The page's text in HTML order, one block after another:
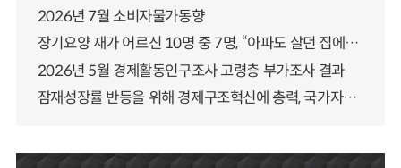
2026년 7월 소비자물가동향
장기요양 재가 어르신 10명 중 7명, “아파도 살던 집에서 살겠다” 「2025년 장기요양실태조사」 결과 발표
2026년 5월 경제활동인구조사 고령층 부가조사 결과
잠재성장률 반등을 위해 경제구조혁신에 총력, 국가자산 관리체계 대전환